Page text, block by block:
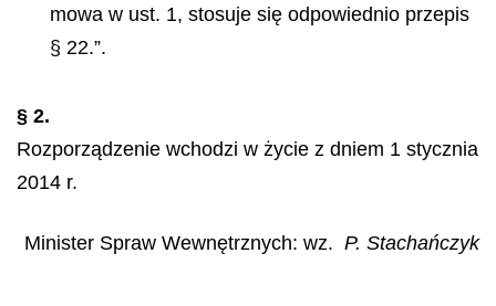
mowa w ust. 1, stosuje się odpowiednio przepis
§ 22.”.
§ 2.
Rozporządzenie wchodzi w życie z dniem 1 stycznia
2014 r.
Minister Spraw Wewnętrznych: wz. P. Stachańczyk